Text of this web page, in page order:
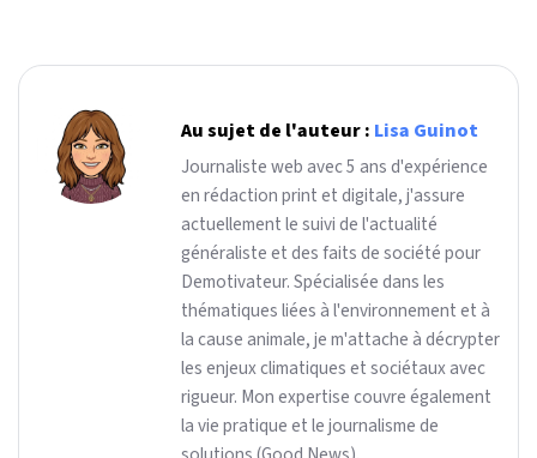
Au sujet de l'auteur : Lisa Guinot
Journaliste web avec 5 ans d'expérience
en rédaction print et digitale, j'assure
actuellement le suivi de l'actualité
généraliste et des faits de société pour
Demotivateur. Spécialisée dans les
thématiques liées à l'environnement et à
la cause animale, je m'attache à décrypter
les enjeux climatiques et sociétaux avec
rigueur. Mon expertise couvre également
la vie pratique et le journalisme de